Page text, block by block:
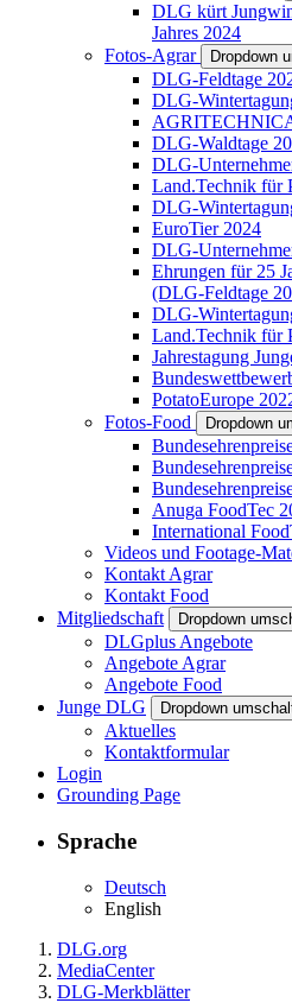
DLG kürt
Jahres 2024
Fotos-Agrar
Dropdown
DLG-Feldtage
DLG-
DLG-Waldtage
DLG-
Land.Technik für
DLG-
EuroTier 2024
DLG-
Ehrungen für 25
(DLG-Feldtage
DLG-
Land.Technik für
Jahrestagung
PotatoEurope
Fotos-Food
Dropdown
Anuga FoodTec
International
Videos und Footage-
Kontakt Agrar
Kontakt Food
Mitgliedschaft
Dropdown
DLGplus Angebote
Angebote Agrar
Angebote Food
Junge DLG
Dropdown
Aktuelles
Kontaktformular
Login
Grounding Page
Sprache
Deutsch
English
DLG.org
MediaCenter
DLG-Merkblätter